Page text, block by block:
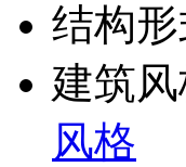
结构
建筑
风格